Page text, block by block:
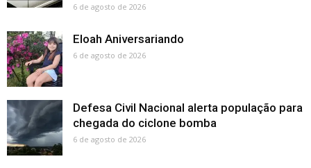
6 de agosto de 2026
Eloah Aniversariando
6 de agosto de 2026
Defesa Civil Nacional alerta população para
chegada do ciclone bomba
6 de agosto de 2026